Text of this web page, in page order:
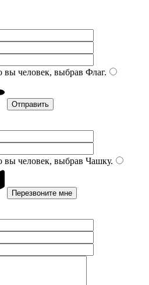
вы человек, выбрав Флаг.
вы человек, выбрав Чашку.